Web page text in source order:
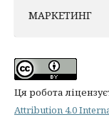
МАРКЕТИНГ
Ця робота
Attribution 4.0